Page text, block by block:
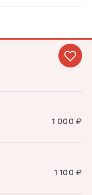
1 000 ₽
1 100 ₽